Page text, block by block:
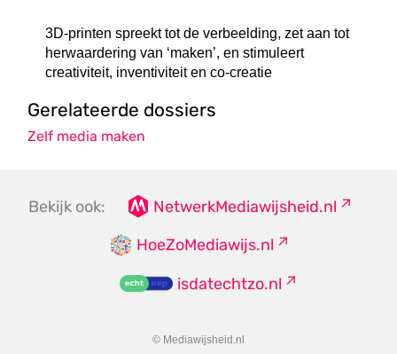
3D-printen spreekt tot de verbeelding, zet aan tot
herwaardering van ‘maken’, en stimuleert
creativiteit, inventiviteit en co-creatie
Gerelateerde dossiers
Zelf media maken
Bekijk ook:
NetwerkMediawijsheid.nl
HoeZoMediawijs.nl
isdatechtzo.nl
© Mediawijsheid.nl